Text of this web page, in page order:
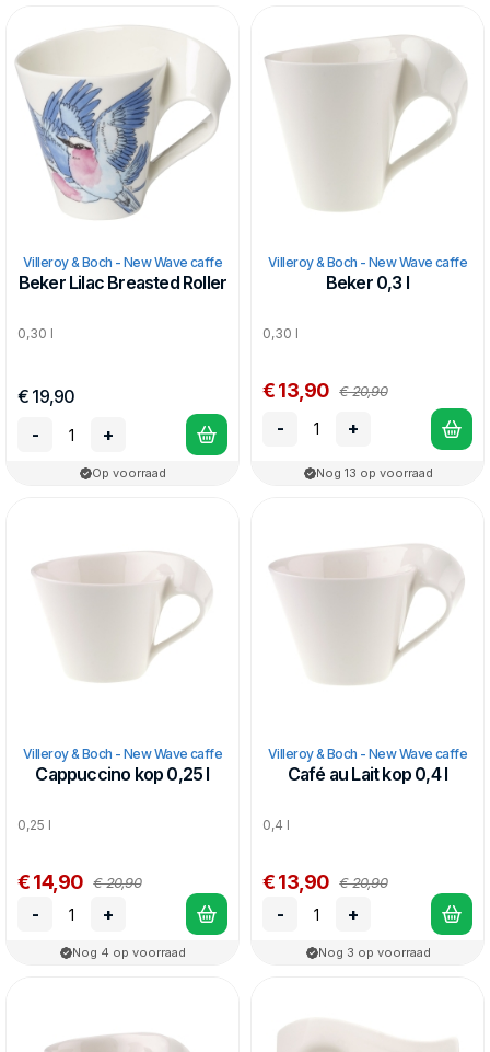
Villeroy & Boch - New Wave caffe
Beker Lilac Breasted Roller
0,30 l
€ 19,90
-
+
Op voorraad
Villeroy & Boch - New Wave caffe
Beker 0,3 l
0,30 l
€ 13,90 € 20,90
- +
Nog 13 op voorraad
Villeroy & Boch - New Wave caffe
Cappuccino kop 0,25 l
0,25 l
€ 14,90 € 20,90
- +
Nog 4 op voorraad
Villeroy & Boch - New Wave caffe
Café au Lait kop 0,4 l
0,4 l
€ 13,90 € 20,90
- +
Nog 3 op voorraad